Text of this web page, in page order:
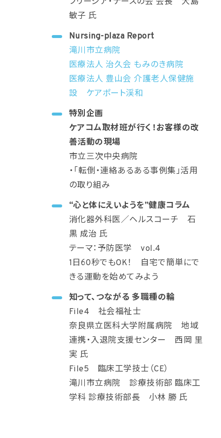
敏子 氏
Nursing-plaza Report
滝川市立病院
医療法人 治久会 もみのき病院
医療法人 豊山会 介護老人保健施
設 ケアポート渓和
特別企画
ケアコム取材班が行く！お客様の改
善活動の現場
市立三次中央病院
・「転倒・連絡あるある事例集」活用
の取り組み
“心と体にえいようを”健康コラム
消化器外科医／ヘルスコーチ 石
黒 成治 氏
テーマ：予防医学 vol.4
1日60秒でもOK！ 自宅で簡単にで
きる運動を始めてみよう
知って、つながる 多職種の輪
File4 社会福祉士
奈良県立医科大学附属病院 地域
連携・入退院支援センター 西岡 里
実 氏
File5 臨床工学技士（CE）
滝川市立病院 診療技術部 臨床工
学科 診療技術部長 小林 勝 氏